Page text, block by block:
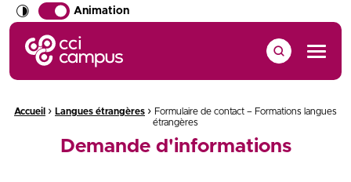
Animation
CCI Campus La formation qui vous ressemble
Menu
Fil d'Ariane :
Accueil › Langues étrangères › Formulaire de contact – Formations langues
étrangères
Demande d'informations